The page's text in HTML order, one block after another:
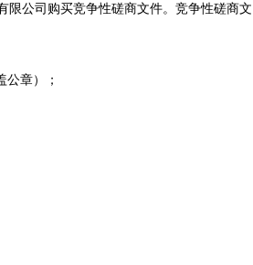
限公司购买竞争性磋商文件。竞争性磋商文
章）；